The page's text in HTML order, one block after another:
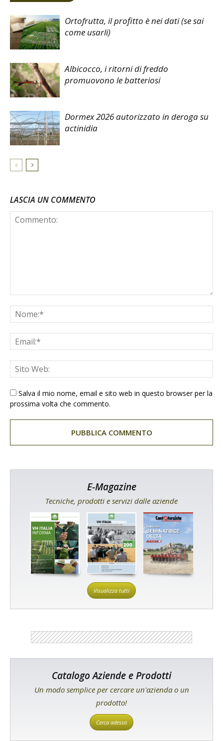
Ortofrutta, il profitto è nei dati (se sai
come usarli)
Albicocco, i ritorni di freddo
promuovono le batteriosi
Dormex 2026 autorizzato in deroga su
actinidia
LASCIA UN COMMENTO
Salva il mio nome, email e sito web in questo browser per la
prossima volta che commento.
E-Magazine
Tecniche, prodotti e servizi dalle aziende
Visualizza tutti
Catalogo Aziende e Prodotti
Un modo semplice per cercare un'azienda o un
prodotto!
Cerca adesso